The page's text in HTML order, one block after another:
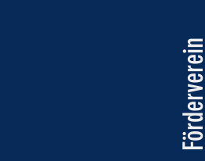
Förderverein